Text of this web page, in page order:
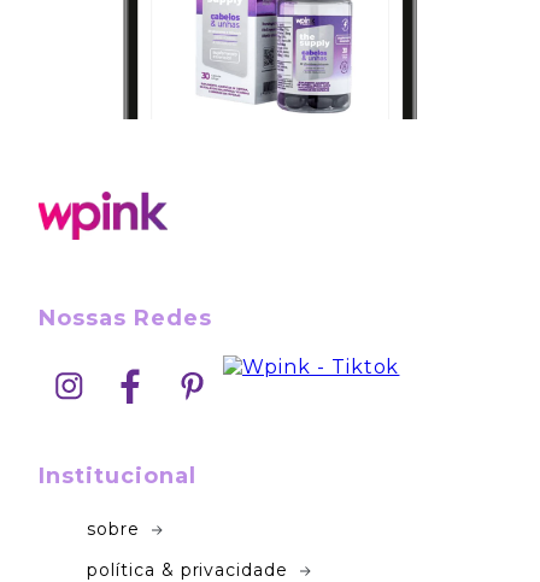
Nossas Redes
Institucional
sobre
política & privacidade